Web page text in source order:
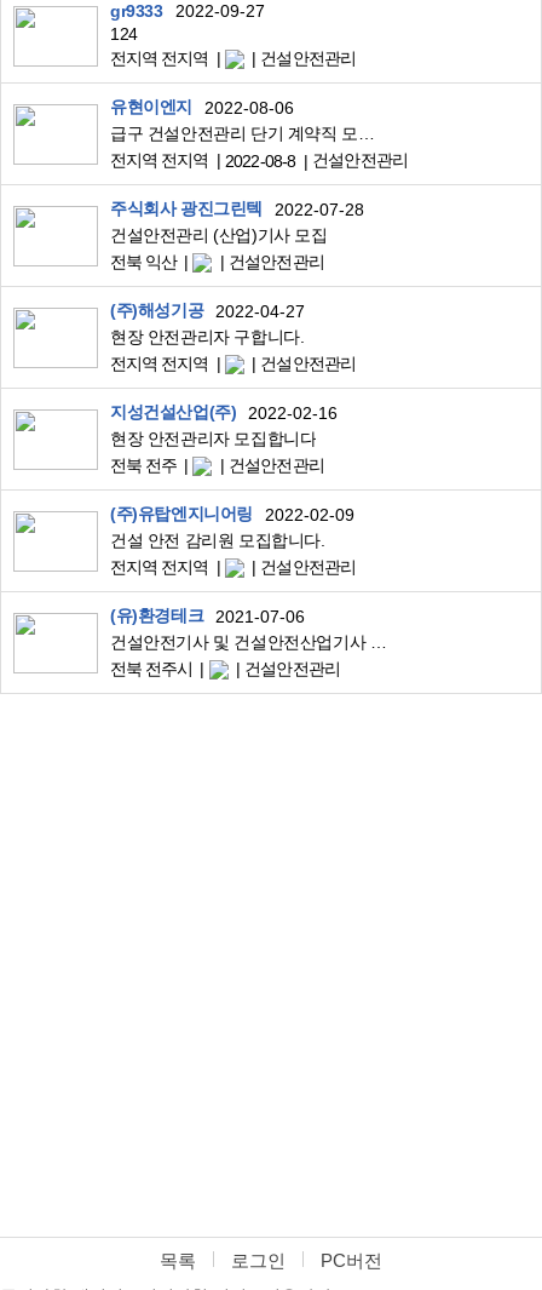
gr9333
2022-09-27
124
전지역 전지역
건설안전관리
유현이엔지
2022-08-06
전지역 전지역
2022-08-8 건설안전관리
주식회사 광진그린텍
2022-07-28
건설안전관리 (산업)기사 모집
전북 익산
건설안전관리
(주)해성기공
2022-04-27
현장 안전관리자 구합니다.
전지역 전지역
건설안전관리
지성건설산업(주)
2022-02-16
현장 안전관리자 모집합니다
전북 전주
건설안전관리
(주)유탑엔지니어링
2022-02-09
건설 안전 감리원 모집합니다.
전지역 전지역
건설안전관리
(유)환경테크
2021-07-06
전북 전주시
건설안전관리
목록 로그인 PC버전